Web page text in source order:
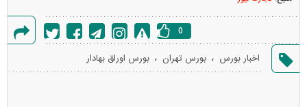
گزارش
خطا
0
اخبار بورس ، بورس تهران ، بورس اوراق بهادار